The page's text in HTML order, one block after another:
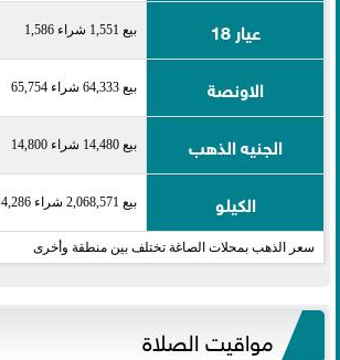
عيار 18 بيع 1,551 شراء 1,586
الاونصة بيع 64,333 شراء 65,754
الجنيه الذهب بيع 14,480 شراء 14,800
الكيلو بيع 2,068,571 شراء 2,114,286
سعر الذهب بمحلات الصاغة تختلف بين منطقة وأخرى
مواقيت الصلاة